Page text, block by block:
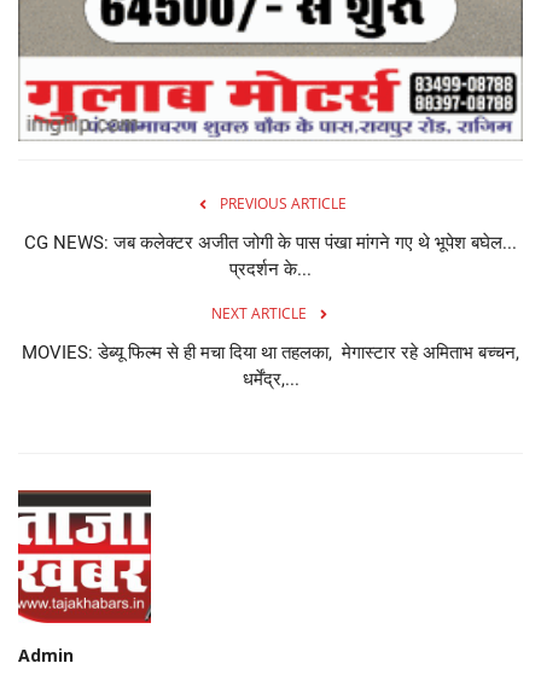
PREVIOUS ARTICLE
CG NEWS: जब कलेक्टर अजीत जोगी के पास पंखा मांगने गए थे भूपेश बघेल...
प्रदर्शन के...
NEXT ARTICLE
MOVIES: डेब्यू फिल्म से ही मचा दिया था तहलका, मेगास्टार रहे अमिताभ बच्चन,
धर्मेंद्र,...
Admin